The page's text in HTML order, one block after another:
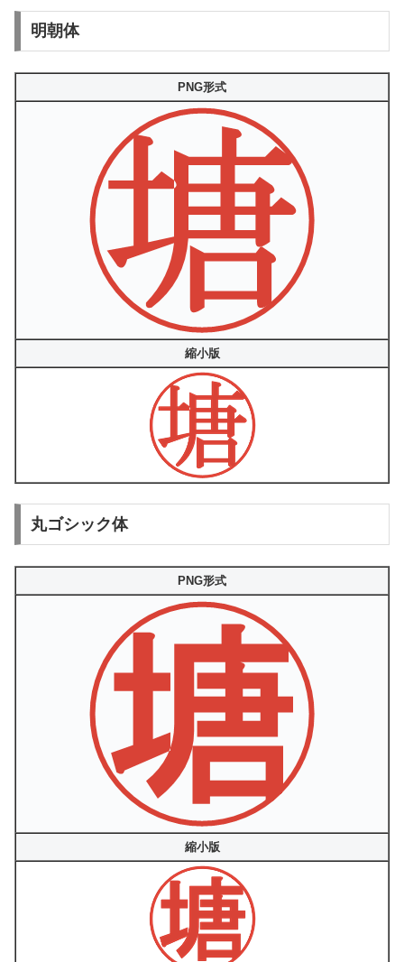
明朝体
PNG形式
縮小版
丸ゴシック体
PNG形式
縮小版